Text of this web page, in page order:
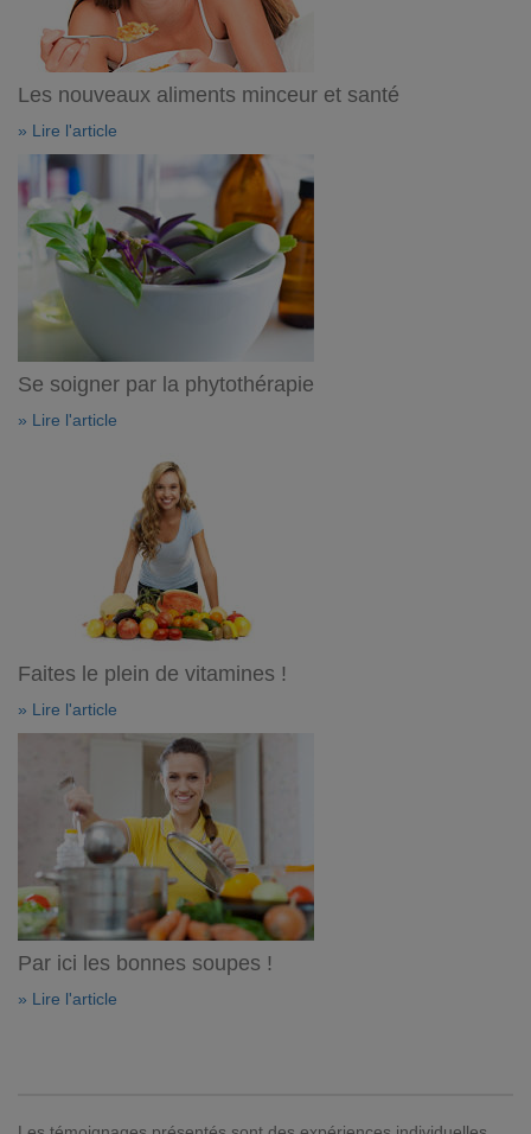
Les nouveaux aliments minceur et santé
» Lire l'article
Se soigner par la phytothérapie
» Lire l'article
Faites le plein de vitamines !
» Lire l'article
Par ici les bonnes soupes !
» Lire l'article